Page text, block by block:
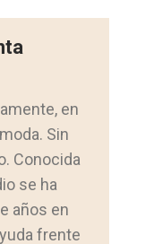
en
Sin
Conocida
se ha
años en
frente